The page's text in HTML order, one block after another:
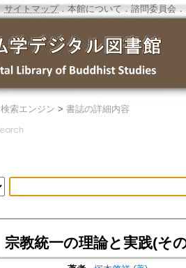
サイトマップ．本館について ． 諮問委員会 ．
検索エンジン > 書誌の詳細内容
宗教統一の理論と実践(そ